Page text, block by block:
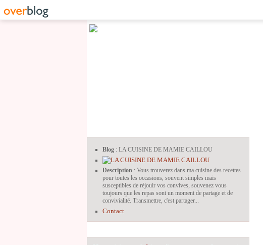
Blog : LA CUISINE DE MAMIE CAILLOU
Description : Vous trouverez dans ma cuisine des recettes
pour toutes les occasions, souvent simples mais
susceptibles de réjouir vos convives, souvenez vous
toujours que les repas sont un moment de partage et de
convivialité. Transmettre, c'est partager...
Contact